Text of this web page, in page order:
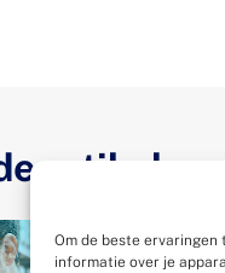
Om de beste
informatie over je
artikelen